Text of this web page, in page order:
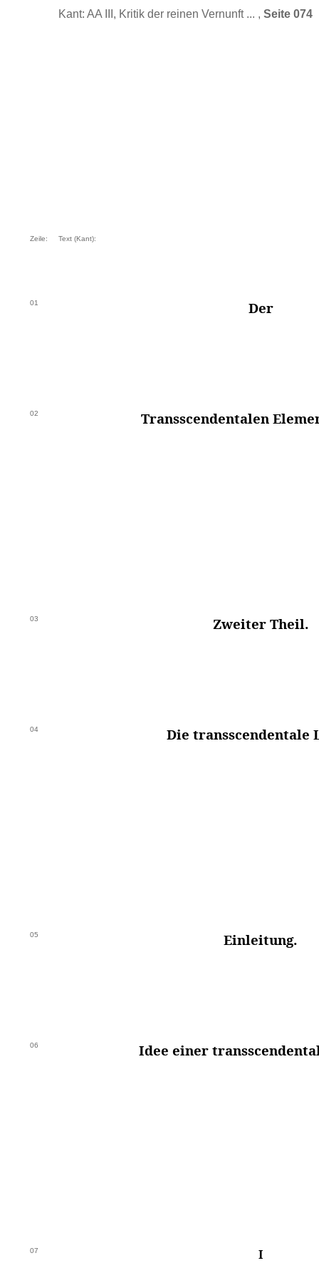
Kant: AA III, Kritik der reinen Vernunft ... , Seite 074
Zeile: Text (Kant):
01 Der
02 Transscendentalen
03 Zweiter Theil.
04 Die transscendentale
05 Einleitung.
06 Idee einer
07 I